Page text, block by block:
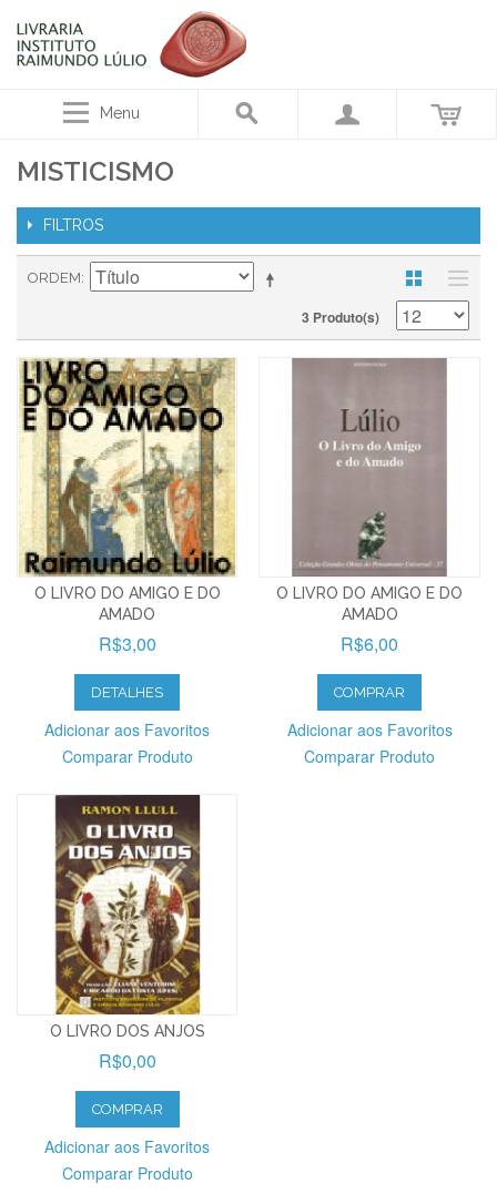
Menu
MISTICISMO
FILTROS
ORDEM
3 Produto(s)
O LIVRO DO AMIGO E DO
AMADO
R$3,00
DETALHES
Adicionar aos Favoritos
Comparar Produto
O LIVRO DO AMIGO E DO
AMADO
R$6,00
COMPRAR
Adicionar aos Favoritos
Comparar Produto
O LIVRO DOS ANJOS
R$0,00
COMPRAR
Adicionar aos Favoritos
Comparar Produto